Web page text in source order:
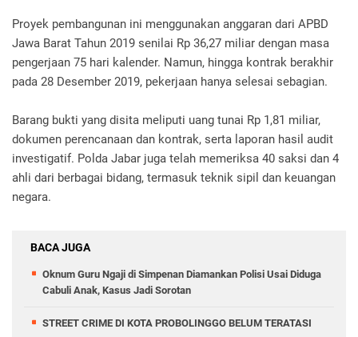
Proyek pembangunan ini menggunakan anggaran dari APBD
Jawa Barat Tahun 2019 senilai Rp 36,27 miliar dengan masa
pengerjaan 75 hari kalender. Namun, hingga kontrak berakhir
pada 28 Desember 2019, pekerjaan hanya selesai sebagian.
Barang bukti yang disita meliputi uang tunai Rp 1,81 miliar,
dokumen perencanaan dan kontrak, serta laporan hasil audit
investigatif. Polda Jabar juga telah memeriksa 40 saksi dan 4
ahli dari berbagai bidang, termasuk teknik sipil dan keuangan
negara.
BACA JUGA
Oknum Guru Ngaji di Simpenan Diamankan Polisi Usai Diduga
Cabuli Anak, Kasus Jadi Sorotan
STREET CRIME DI KOTA PROBOLINGGO BELUM TERATASI